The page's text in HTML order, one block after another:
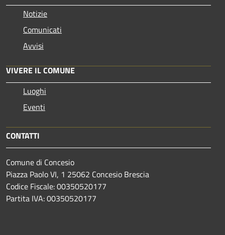
Notizie
Comunicati
Avvisi
VIVERE IL COMUNE
Luoghi
Eventi
CONTATTI
Comune di Concesio
Piazza Paolo VI, 1 25062 Concesio Brescia
Codice Fiscale: 00350520177
Partita IVA: 00350520177